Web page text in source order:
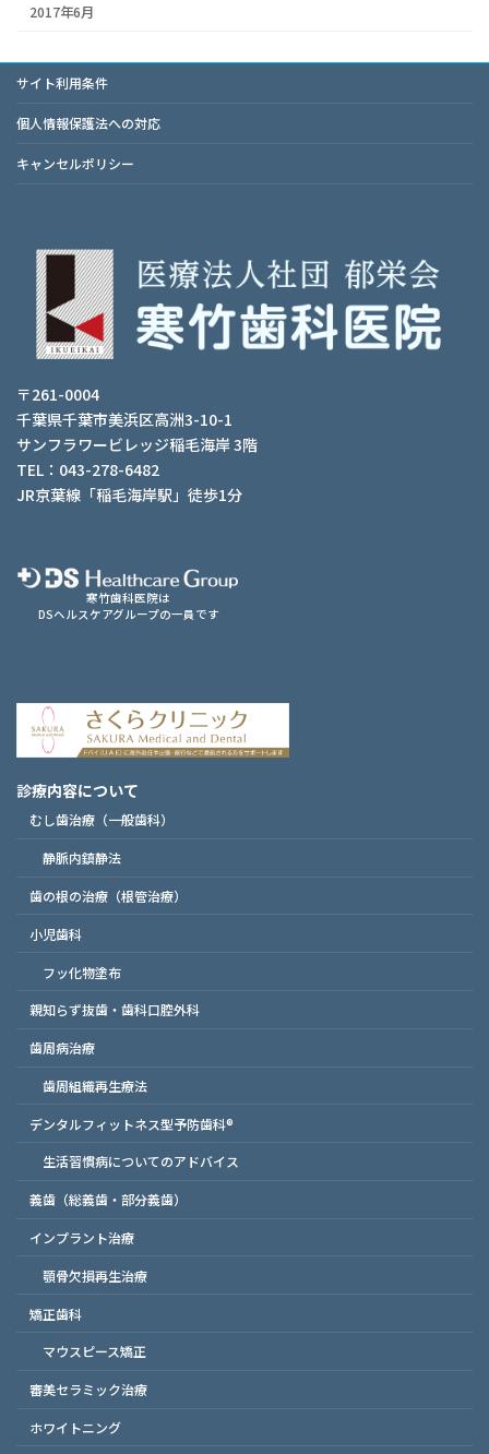
2017年6月
サイト利用条件
個人情報保護法への対応
キャンセルポリシー
〒261-0004
千葉県千葉市美浜区高洲3-10-1
サンフラワービレッジ稲毛海岸 3階
TEL：043-278-6482
JR京葉線「稲毛海岸駅」徒歩1分
寒竹歯科医院は
DSヘルスケアグループの一員です
診療内容について
むし歯治療（一般歯科）
静脈内鎮静法
歯の根の治療（根管治療）
小児歯科
フッ化物塗布
親知らず抜歯・歯科口腔外科
歯周病治療
歯周組織再生療法
デンタルフィットネス型予防歯科®
生活習慣病についてのアドバイス
義歯（総義歯・部分義歯）
インプラント治療
顎骨欠損再生治療
矯正歯科
マウスピース矯正
審美セラミック治療
ホワイトニング